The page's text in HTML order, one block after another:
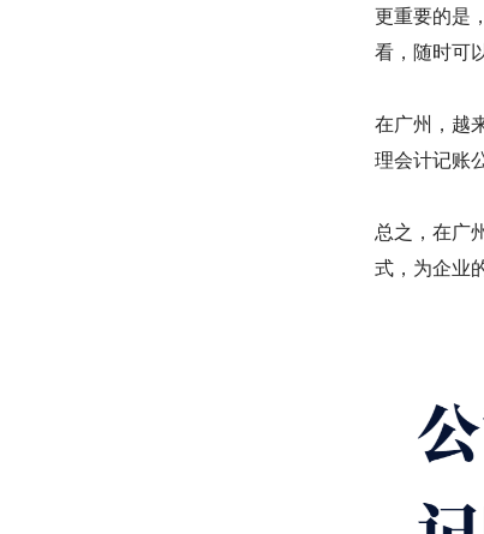
更重要的是
看，随时可
在广州，越
理会计记账
总之，在广
式，为企业